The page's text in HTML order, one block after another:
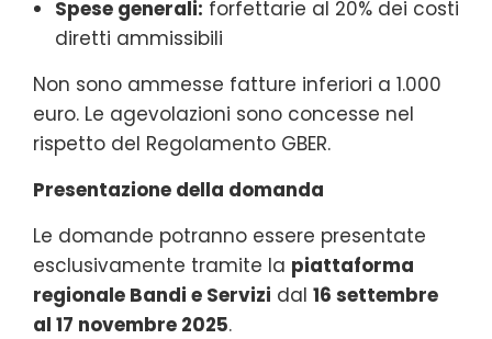
Spese generali: forfettarie al 20% dei costi
diretti ammissibili
Non sono ammesse fatture inferiori a 1.000
euro. Le agevolazioni sono concesse nel
rispetto del Regolamento GBER.
Presentazione della domanda
Le domande potranno essere presentate
esclusivamente tramite la piattaforma
regionale Bandi e Servizi dal 16 settembre
al 17 novembre 2025.